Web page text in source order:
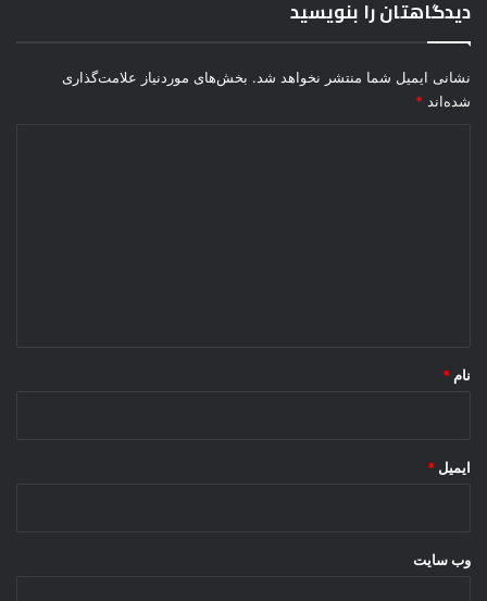
دیدگاهتان را بنویسید
نشانی ایمیل شما منتشر نخواهد شد. بخش‌های موردنیاز علامت‌گذاری
شده‌اند *
نام *
ایمیل *
وب‌ سایت